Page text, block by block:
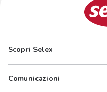
Scopri Selex
Comunicazioni